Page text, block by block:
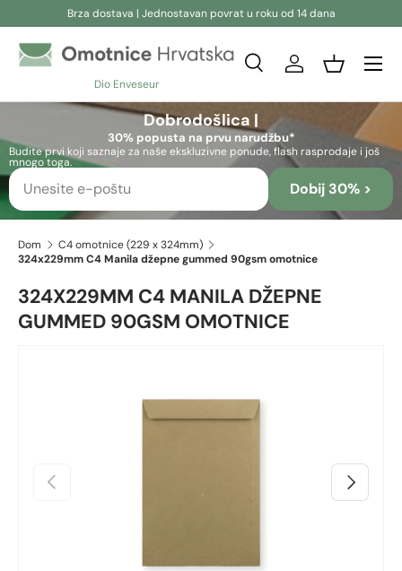
Brza dostava | Jednostavan povrat u roku od 14 dana
Dio Enveseur
Pretraživanje
Pretraživanje
Pretraživanje
PrijavaKošara
Dobrodošlica |
30% popusta na prvu narudžbu*
Budite prvi koji saznaje za naše ekskluzivne ponude, flash rasprodaje i još
mnogo toga.
Dobij 30% >
Dom
C4 omotnice (229 x 324mm)
324x229mm C4 Manila džepne gummed 90gsm omotnice
324X229MM C4 MANILA DŽEPNE
GUMMED 90GSM OMOTNICE
Prethodno Sljedeći